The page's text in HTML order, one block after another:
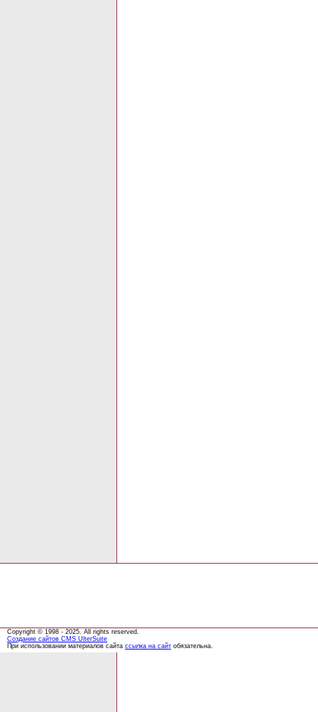
Copyright © 1998 - 2025. All rights reserved.
Создание сайтов CMS UlterSuite
При использовании материалов сайта ссылка на сайт обязательна.